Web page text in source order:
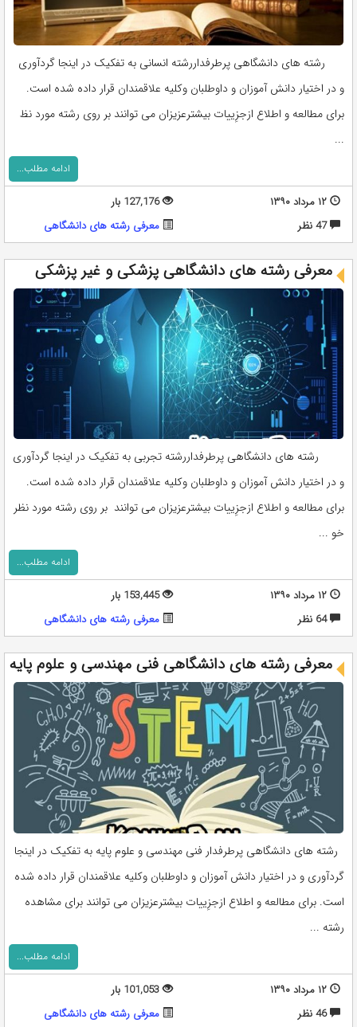
رشته های دانشگاهی پرطرفداررشته انسانی به تفکیک در اینجا گردآوری
و در اختیار دانش آموزان و داوطلبان وکلیه علاقمندان قرار داده شده است.
برای مطالعه و اطلاع ازجزِییات بیشترعزیزان می توانند بر روی رشته مورد نظ
...
ادامه مطلب...
۱۲ مرداد ۱۳۹۰
127,176 بار
47 نظر
معرفی رشته های دانشگاهی
معرفی رشته های دانشگاهی پزشکی و غیر پزشکی
رشته های دانشگاهی پرطرفداررشته تجربی به تفکیک در اینجا گردآوری
و در اختیار دانش آموزان و داوطلبان وکلیه علاقمندان قرار داده شده است.
برای مطالعه و اطلاع ازجزِییات بیشترعزیزان می توانند بر روی رشته مورد نظر
خو ...
ادامه مطلب...
۱۲ مرداد ۱۳۹۰
153,445 بار
64 نظر
معرفی رشته های دانشگاهی
معرفی رشته های دانشگاهی فنی مهندسی و علوم پایه
رشته های دانشگاهی پرطرفدار فنی مهندسی و علوم پایه به تفکیک در اینجا
گردآوری و در اختیار دانش آموزان و داوطلبان وکلیه علاقمندان قرار داده شده
است. برای مطالعه و اطلاع ازجزِییات بیشترعزیزان می توانند برای مشاهده
رشته ...
ادامه مطلب...
۱۲ مرداد ۱۳۹۰
101,053 بار
46 نظر
معرفی رشته های دانشگاهی